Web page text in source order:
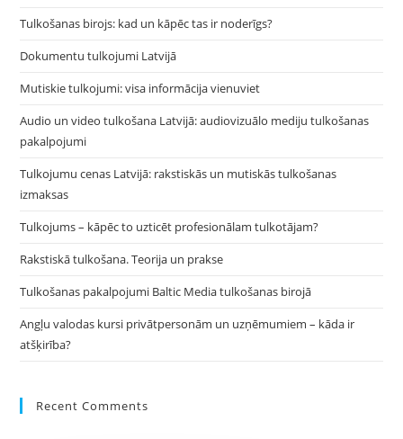
Tulkošanas birojs: kad un kāpēc tas ir noderīgs?
Dokumentu tulkojumi Latvijā
Mutiskie tulkojumi: visa informācija vienuviet
Audio un video tulkošana Latvijā: audiovizuālo mediju tulkošanas
pakalpojumi
Tulkojumu cenas Latvijā: rakstiskās un mutiskās tulkošanas
izmaksas
Tulkojums – kāpēc to uzticēt profesionālam tulkotājam?
Rakstiskā tulkošana. Teorija un prakse
Tulkošanas pakalpojumi Baltic Media tulkošanas birojā
Angļu valodas kursi privātpersonām un uzņēmumiem – kāda ir
atšķirība?
Recent Comments